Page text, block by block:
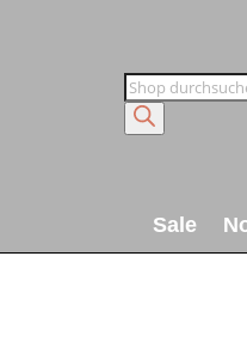
Products
search
Sale